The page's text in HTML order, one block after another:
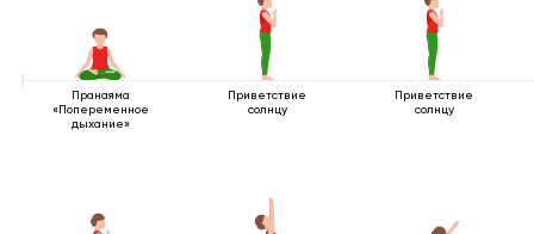
Пранаяма
«Попеременное
дыхание»
Приветствие
солнцу
Приветствие
солнцу